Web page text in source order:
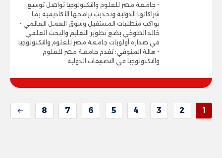
- جامعة مصر للعلوم والتكنولوجيا تواصل توسيع
شراكاتها الدولية وتحديث برامجها الأكاديمية بما
يواكب متطلبات المستقبل وسوق العمل العالمي -
خالد الطوخي يضع تطوير التعليم والبحث العلمي
في صدارة أولويات جامعة مصر للعلوم والتكنولوجيا
- هالة المنوفي: تقدم جامعة مصر للعلوم
والتكنولوجيا في التصنيفات الدولية
1
2
3
4
5
6
7
8